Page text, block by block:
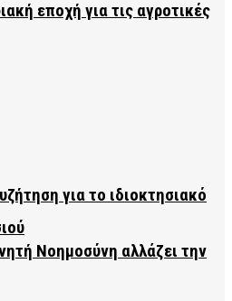
για το ιδιοκτησιακό
εποχή για τις αγροτικές
Νοημοσύνη αλλάζει την